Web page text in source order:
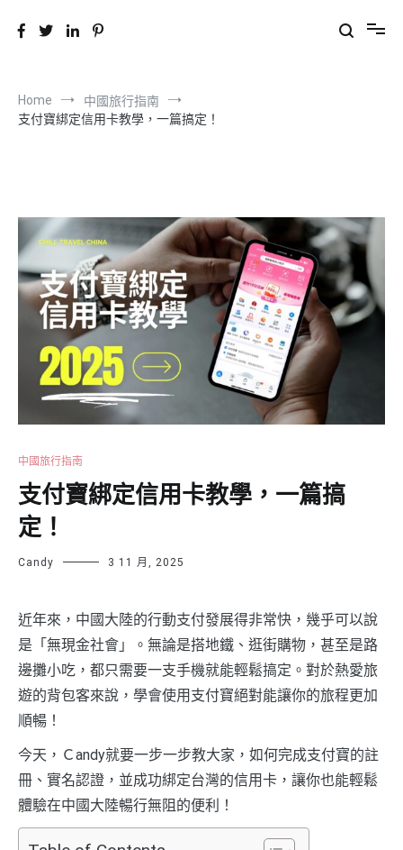
Home
中國旅行指南
支付寶綁定信用卡教學，一篇搞定！
中國旅行指南
支付寶綁定信用卡教學，一篇搞
定！
Candy 3 11 月, 2025
近年來，中國大陸的行動支付發展得非常快，幾乎可以說
是「無現金社會」。無論是搭地鐵、逛街購物，甚至是路
邊攤小吃，都只需要一支手機就能輕鬆搞定。對於熱愛旅
遊的背包客來說，學會使用支付寶絕對能讓你的旅程更加
順暢！
今天，Ｃandy就要一步一步教大家，如何完成支付寶的註
冊、實名認證，並成功綁定台灣的信用卡，讓你也能輕鬆
體驗在中國大陸暢行無阻的便利！